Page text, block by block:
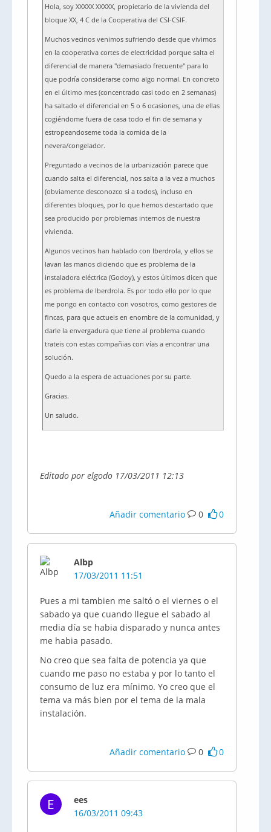
Hola, soy XXXXX XXXXX, propietario de la vivienda del
bloque XX, 4 C de la Cooperativa del CSI-CSIF.
Muchos vecinos venimos sufriendo desde que vivimos
en la cooperativa cortes de electricidad porque salta el
diferencial de manera "demasiado frecuente" para lo
que podría considerarse como algo normal. En concreto
en el último mes (concentrado casi todo en 2 semanas)
ha saltado el diferencial en 5 o 6 ocasiones, una de ellas
cogiéndome fuera de casa todo el fin de semana y
estropeandoseme toda la comida de la
nevera/congelador.
Preguntado a vecinos de la urbanización parece que
cuando salta el diferencial, nos salta a la vez a muchos
(obviamente desconozco si a todos), incluso en
diferentes bloques, por lo que hemos descartado que
sea producido por problemas internos de nuestra
vivienda.
Algunos vecinos han hablado con Iberdrola, y ellos se
lavan las manos diciendo que es problema de la
instaladora eléctrica (Godoy), y estos últimos dicen que
es problema de Iberdrola. Es por todo ello por lo que
me pongo en contacto con vosotros, como gestores de
fincas, para que actueis en enombre de la comunidad, y
darle la envergadura que tiene al problema cuando
trateis con estas compañias con vías a encontrar una
solución.
Quedo a la espera de actuaciones por su parte.
Gracias.
Un saludo.
Editado por elgodo 17/03/2011 12:13
Añadir comentario 0 0
Albp
17/03/2011 11:51
Pues a mi tambien me saltó o el viernes o el
sabado ya que cuando llegue el sabado al
media día se habia disparado y nunca antes
me habia pasado.
No creo que sea falta de potencia ya que
cuando me paso no estaba y por lo tanto el
consumo de luz era mínimo. Yo creo que el
tema va más bien por el tema de la mala
instalación.
Añadir comentario 0 0
E
ees
16/03/2011 09:43